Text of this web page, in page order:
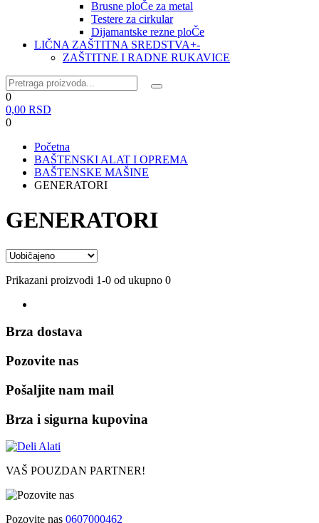
Brusne ploČe za metal
Testere za cirkular
Dijamantske rezne ploČe
LIČNA ZAŠTITNA SREDSTVA+-
ZAŠTITNE I RADNE RUKAVICE
0
0,00 RSD
0
Početna
BAŠTENSKI ALAT I OPREMA
BAŠTENSKE MAŠINE
GENERATORI
GENERATORI
Prikazani proizvodi 1-0 od ukupno 0
Brza dostava
Pozovite nas
Pošaljite nam mail
Brza i sigurna kupovina
VAŠ POUZDAN PARTNER!
Pozovite nas 0607000462